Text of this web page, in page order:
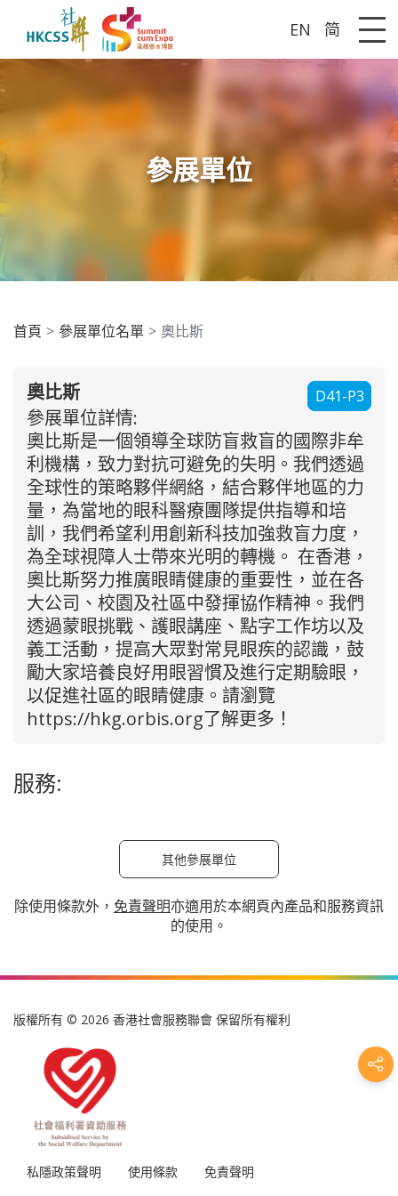
EN 简
參展單位
首頁 參展單位名單 奧比斯
D41-P3
奧比斯
參展單位詳情:
奧比斯是一個領導全球防盲救盲的國際非牟
利機構，致力對抗可避免的失明。我們透過
全球性的策略夥伴網絡，結合夥伴地區的力
量，為當地的眼科醫療團隊提供指導和培
訓，我們希望利用創新科技加強救盲力度，
為全球視障人士帶來光明的轉機。 在香港，
奧比斯努力推廣眼睛健康的重要性，並在各
大公司、校園及社區中發揮協作精神。我們
透過蒙眼挑戰、護眼講座、點字工作坊以及
義工活動，提高大眾對常見眼疾的認識，鼓
勵大家培養良好用眼習慣及進行定期驗眼，
以促進社區的眼睛健康。請瀏覽
https://hkg.orbis.org了解更多！
服務:
其他參展單位
除使用條款外， 免責聲明亦適用於本網頁內產品和服務資訊
的使用。
版權所有 © 2026 香港社會服務聯會 保留所有權利
私隱政策聲明 使用條款 免責聲明